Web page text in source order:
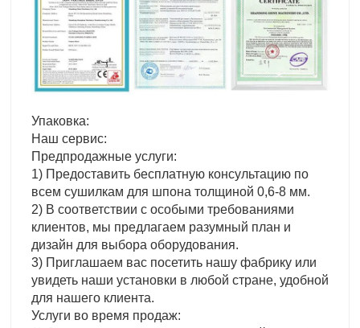
Упаковка:
Наш сервис:
Предпродажные услуги:
1) Предоставить бесплатную консультацию по
всем сушилкам для шпона толщиной 0,6-8 мм.
2) В соответствии с особыми требованиями
клиентов, мы предлагаем разумный план и
дизайн для выбора оборудования.
3) Приглашаем вас посетить нашу фабрику или
увидеть наши установки в любой стране, удобной
для нашего клиента.
Услуги во время продаж: